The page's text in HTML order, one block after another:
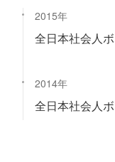
2015年
全日本社会人
2014年
全日本社会人